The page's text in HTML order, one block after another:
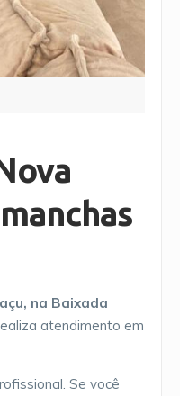
na Baixada
atendimento em
Se você